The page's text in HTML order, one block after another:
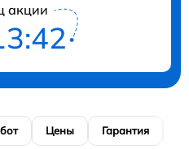
акции
Цены Гарантия